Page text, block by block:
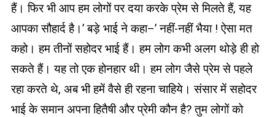
हैं। फिर भी आप हम लोगों पर दया करके प्रेम से मिलते हैं, यह
आपका सौहार्द है।’ बड़े भाई ने कहा–’ नहीं-नहीं भैया ! ऐसा मत
कहो। हम तीनों सहोदर भाई हैं। हम लोग कभी अलग थोड़े ही हो
सकते हैं। यह तो एक होनहार थी। हम लोग जैसे प्रेम से पहले
रहा करते थे, अब भी हमें वैसे ही रहना चाहिये। संसार में सहोदर
भाई के समान अपना हितैषी और प्रेमी कौन है? तुम लोगों को